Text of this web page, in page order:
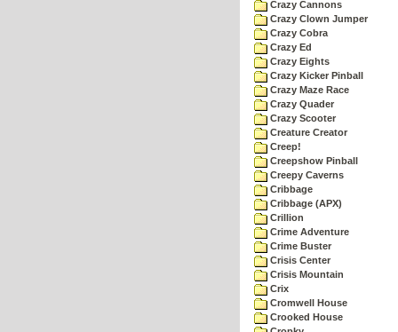
Crazy Cannons
Crazy Clown Jumper
Crazy Cobra
Crazy Ed
Crazy Eights
Crazy Kicker Pinball
Crazy Maze Race
Crazy Quader
Crazy Scooter
Creature Creator
Creep!
Creepshow Pinball
Creepy Caverns
Cribbage
Cribbage (APX)
Crillion
Crime Adventure
Crime Buster
Crisis Center
Crisis Mountain
Crix
Cromwell House
Crooked House